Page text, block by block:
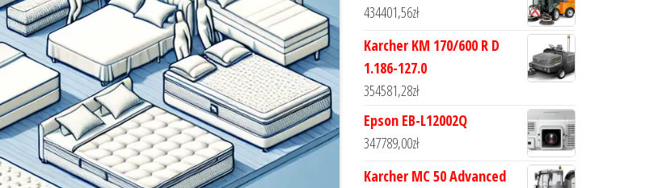
434401,56zł
Karcher KM 170/600 R D
1.186-127.0
354581,28zł
Epson EB-L12002Q
347789,00zł
Karcher MC 50 Advanced